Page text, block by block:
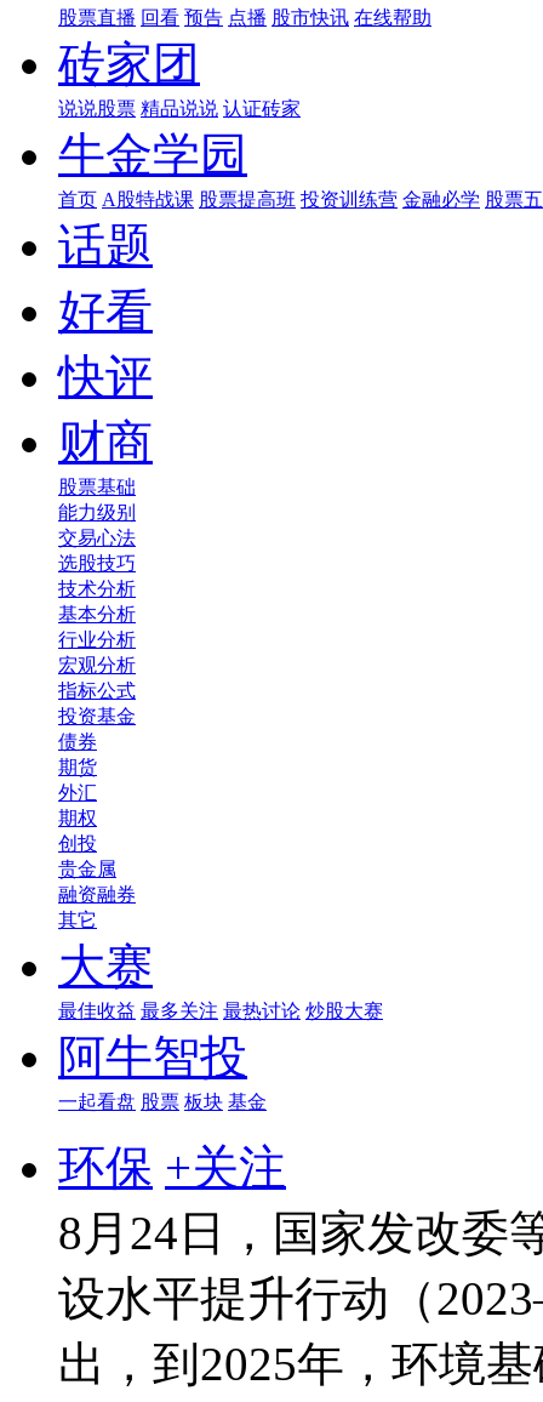
股票直播 回看 预告 点播 股市快讯 在线帮助
砖家团
说说股票 精品说说 认证砖家
牛金学园
首页 A股特战课 股票提高班 投资训练营 金融必学 股票
话题
好看
快评
财商
股票基础
能力级别
交易心法
选股技巧
技术分析
基本分析
行业分析
宏观分析
指标公式
投资基金
债券
期货
外汇
期权
创投
贵金属
融资融券
其它
大赛
最佳收益 最多关注 最热讨论 炒股大赛
阿牛智投
一起看盘 股票 板块 基金
环保 +关注
8月24日，国家发改委
设水平提升行动（
出，到2025年，环境